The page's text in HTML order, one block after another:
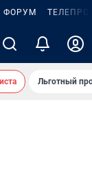
ФОРУМ
Льготный